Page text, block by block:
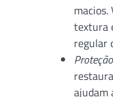
textura
regular
ajudam